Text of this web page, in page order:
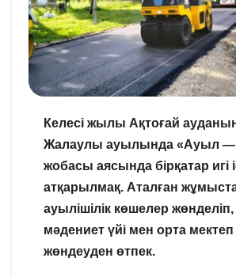
Келесі жылы Ақтоғай
Жалаулы ауылында «Ауыл —
жобасы аясында бірқатар игі
атқарылмақ. Аталған
ауылішілік көшелер
мәдениет үйі мен орта мектеп
жөндеуден өтпек.